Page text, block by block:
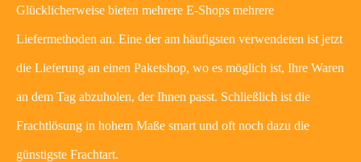
Glücklicherweise bieten mehrere E-Shops mehrere
Liefermethoden an. Eine der am häufigsten verwendeten ist jetzt
die Lieferung an einen Paketshop, wo es möglich ist, Ihre Waren
an dem Tag abzuholen, der Ihnen passt. Schließlich ist die
Frachtlösung in hohem Maße smart und oft noch dazu die
günstigste Frachtart.